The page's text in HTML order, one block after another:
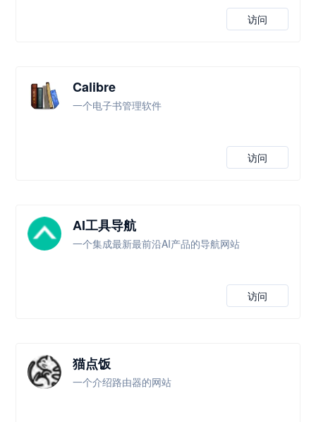
访问
Calibre
一个电子书管理软件
访问
AI工具导航
一个集成最新最前沿AI产品的导航网站
访问
猫点饭
一个介绍路由器的网站